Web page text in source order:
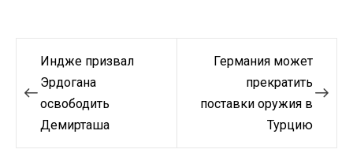
Навигация
по
записям
Индже призвал
Эрдогана
освободить
Демирташа
Германия может
прекратить
поставки оружия в
Турцию